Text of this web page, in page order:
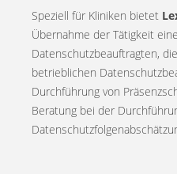
Speziell für Kliniken bietet
Übernahme der Tätigkeit
Datenschutzbeauftragten,
betrieblichen
Durchführung von
Beratung bei der